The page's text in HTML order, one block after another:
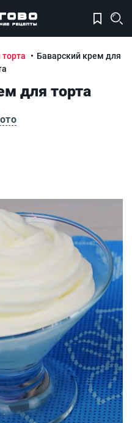
Баварский крем для
для торта